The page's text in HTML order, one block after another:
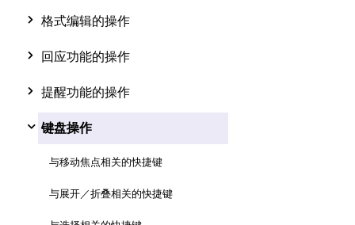
格式编辑的操作
回应功能的操作
提醒功能的操作
键盘操作
与移动焦点相关的快捷键
与展开／折叠相关的快捷键